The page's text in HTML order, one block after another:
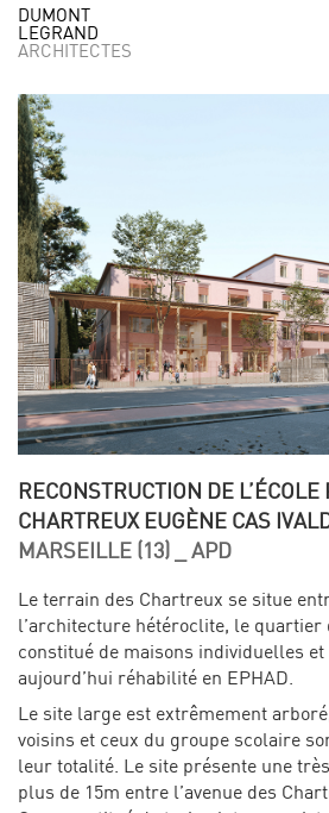
DUMONT
LEGRAND
ARCHITECTES
RECONSTRUCTION DE
CHARTREUX EUGÈNE CAS
MARSEILLE (13) _ APD
Le terrain des Chartreux se situe
l’architecture hétéroclite, le quartier
constitué de maisons individuelles et
aujourd’hui réhabilité en EPHAD.
Le site large est extrêmement
voisins et ceux du groupe scolaire
leur totalité. Le site présente une
plus de 15m entre l’avenue des